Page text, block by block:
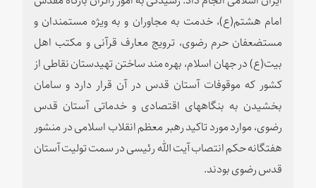
امام هشتم(ع)، خدمت به مجاوران و به ویژه مستمندان و
مستضعفان حرم رضوی، ترویج معارف قرآنی و مكتب اهل
بیت(ع) در جهان اسلام، بهره‌ مند ساختن تهیدستان نقاطی از
كشور كه موقوفات آستان قدس در آن قرار دارد و سامان
بخشیدن به بنگاههای اقتصادی و خدماتی آستان قدس
رضوی، موارد مورد تاكید رهبر معظم انقلاب اسلامی در منشور
هفتگانه حكم انتصاب آیت الله رئیسی در سمت تولیت آستان
قدس رضوی بودند.